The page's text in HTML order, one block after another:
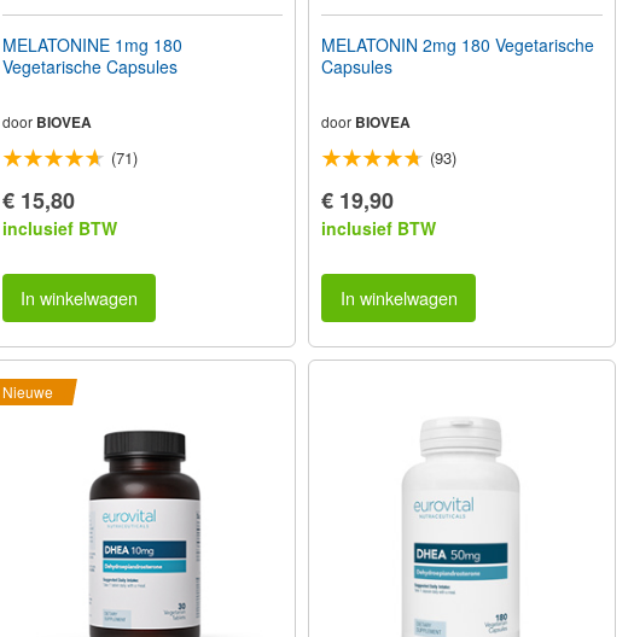
MELATONINE 1mg 180
Vegetarische Capsules
door BIOVEA
(71)
€ 15,80
inclusief BTW
In winkelwagen
MELATONIN 2mg 180 Vegetarische
Capsules
door BIOVEA
(93)
€ 19,90
inclusief BTW
In winkelwagen
Nieuwe